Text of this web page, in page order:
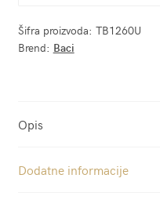
Šifra proizvoda: TB1260U
Brend: Baci
Opis
Dodatne informacije